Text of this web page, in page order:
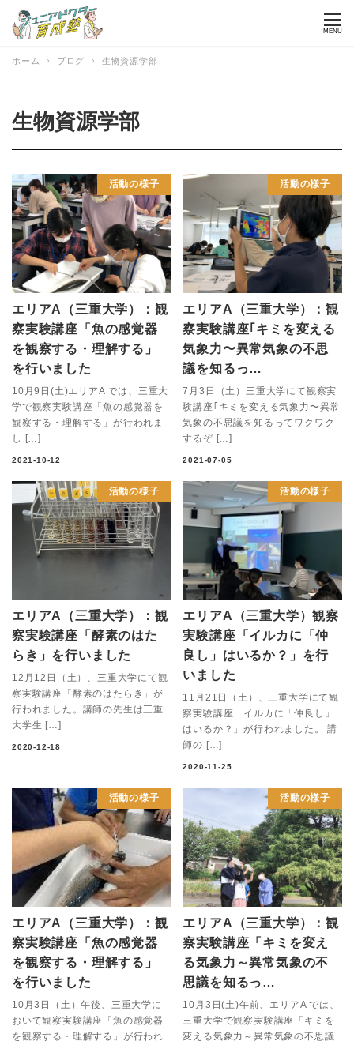
MENU
ホーム ブログ 生物資源学部
生物資源学部
活動の様子
エリアA（三重大学）：観
察実験講座「魚の感覚器
を観察する・理解する」
を行いました
10月9日(土)エリアA では、三重大
学で観察実験講座「魚の感覚器を
観察する・理解する」が行われま
し […]
2021-10-12
活動の様子
エリアA（三重大学）：観
察実験講座｢キミを変える
気象力〜異常気象の不思
議を知るっ…
7月3日（土）三重大学にて観察実
験講座｢キミを変える気象力〜異常
気象の不思議を知るってワクワク
するぞ […]
2021-07-05
活動の様子
エリアA（三重大学）：観
察実験講座「酵素のはた
らき」を行いました
12月12日（土）、三重大学にて観
察実験講座「酵素のはたらき」が
行われました。講師の先生は三重
大学生 […]
2020-12-18
活動の様子
エリアA（三重大学）観察
実験講座「イルカに「仲
良し」はいるか？」を行
いました
11月21日（土）、三重大学にて観
察実験講座「イルカに「仲良し」
はいるか？」が行われました。 講
師の […]
2020-11-25
活動の様子
エリアA（三重大学）：観
察実験講座「魚の感覚器
を観察する・理解する」
を行いました
10月3日（土）午後、三重大学に
おいて観察実験講座「魚の感覚器
を観察する・理解する」が行われ
活動の様子
エリアA（三重大学）：観
察実験講座「キミを変え
る気象力～異常気象の不
思議を知るっ…
10月3日(土)午前、エリアA では、
三重大学で観察実験講座「キミを
変える気象力～異常気象の不思議